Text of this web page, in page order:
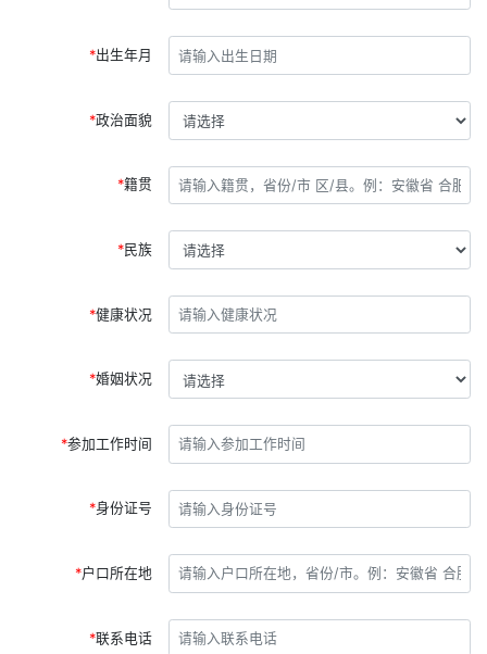
出生年月
政治面貌
籍贯
民族
健康状况
婚姻状况
参加工作时间
身份证号
户口所在地
联系电话